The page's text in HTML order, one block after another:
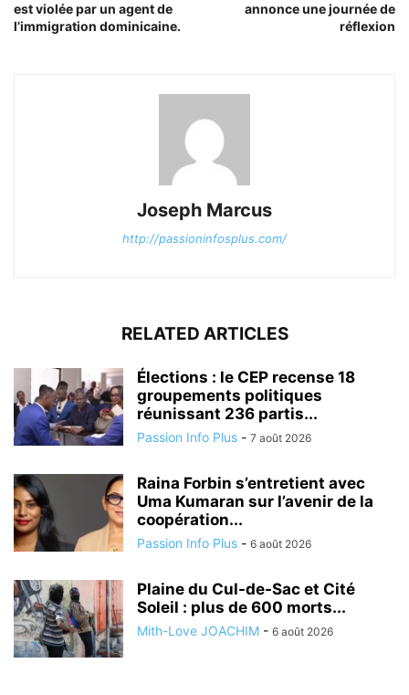
est violée par un agent de
l’immigration dominicaine.
annonce une journée de
réflexion
Joseph Marcus
http://passioninfosplus.com/
RELATED ARTICLES
Élections : le CEP recense 18
groupements politiques
réunissant 236 partis...
Passion Info Plus - 7 août 2026
Raina Forbin s’entretient avec
Uma Kumaran sur l’avenir de la
coopération...
Passion Info Plus - 6 août 2026
Plaine du Cul-de-Sac et Cité
Soleil : plus de 600 morts...
Mith-Love JOACHIM - 6 août 2026